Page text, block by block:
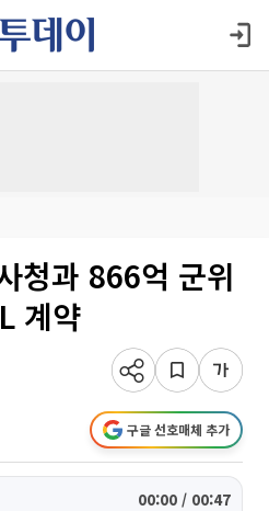
청과 866억 군위
계약
구글 선호매체 추가
00:00 / 00:47